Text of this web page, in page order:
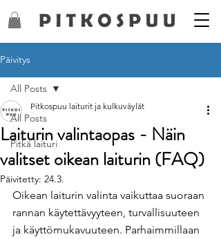
Päivitys
All Posts
Pitkä laituri
All Posts
Laiturin valintaopas - Näin
valitset oikean laiturin (FAQ)
Pitkospuu laiturit ja kulkuväylät
Päivitetty: 24.3.
Oikean laiturin valinta vaikuttaa suoraan
rannan käytettävyyteen, turvallisuuteen
ja käyttömukavuuteen. Parhaimmillaan